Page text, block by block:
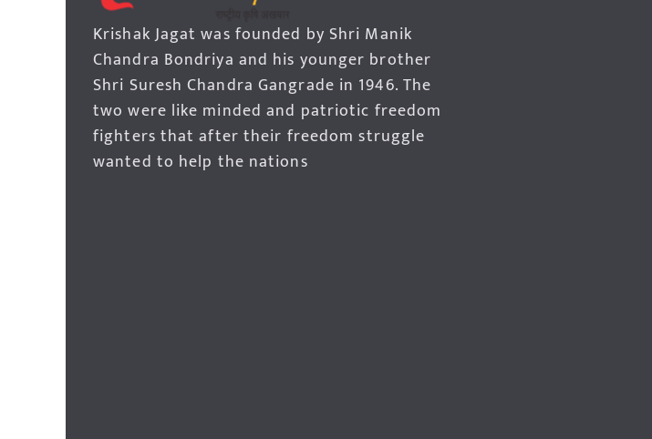
Krishak Jagat was founded by Shri Manik
Chandra Bondriya and his younger brother
Shri Suresh Chandra Gangrade in 1946. The
two were like minded and patriotic freedom
fighters that after their freedom struggle
wanted to help the nations